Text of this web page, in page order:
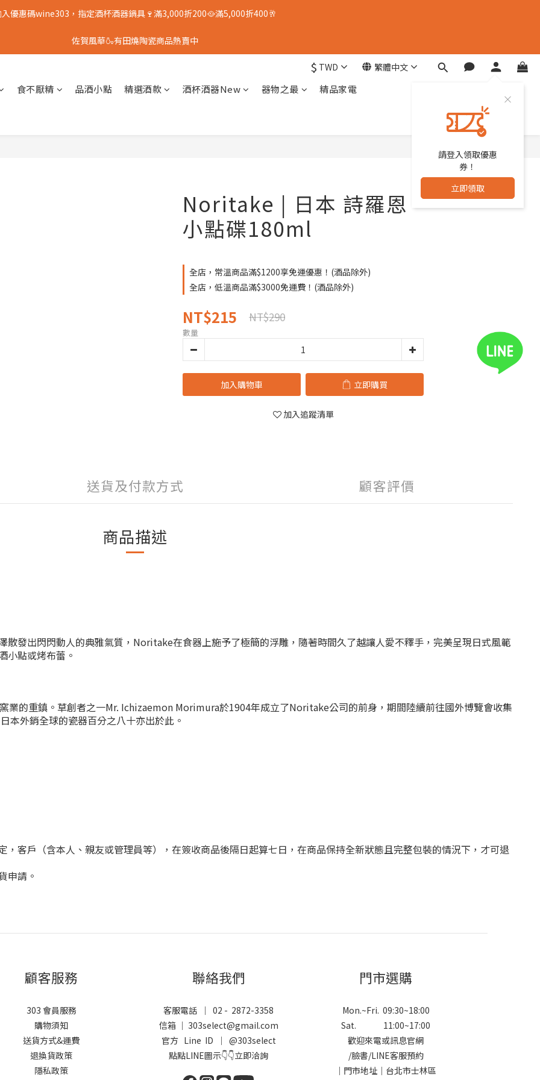
優惠碼wine303，指定酒杯酒器鍋具🍷滿3,000折200🥘滿5,000折400🥂
佐賀風華🍶有田燒陶瓷商品熱賣中
$ TWD 繁體中文
請登入領取優惠
券！
立即領取
食不厭精 品酒小點 精選酒款 酒杯酒器New 器物之最 精品家電
Noritake | 日本 詩羅恩
小點碟180ml
全店，常溫商品滿$1200享免運優惠！(酒品除外)
全店，低溫商品滿$3000免運費！(酒品除外)
NT$215 NT$290
數量
加入購物車 立即購買
加入追蹤清單
送貨及付款方式 顧客評價
商品描述
散發出閃閃動人的典雅氣質 ，Noritake在食器上施予了極簡的浮雕，隨著時間久了越讓人愛不釋手，完美呈現日式風範
小點或烤布蕾。
業的重鎮。 草創者之一Mr. Ichizaemon Morimura於1904年成立了Noritake公司的前身，期間陸續前往國外博覽會收集
本外銷全球的瓷器百分之八十亦出於此。
客戶（含本人、親友或管理員等），在簽收商品後隔日起算七日，在商品保持全新狀態且完整包裝的情況下，才可退
申請。
立即購買
顧客服務
303 會員服務
購物須知
送貨方式&運費
退換貨政策
隱私政策
聯絡我們
客服電話 ｜ 02 - 2872-3358
信箱 ｜ 303select@gmail.com
官方 Line ID ｜ @303select
點點LINE圖示👇👇立即洽詢
門市選購
Mon.~Fri. 09:30~18:00
Sat. 11:00~17:00
歡迎來電或訊息官網
/臉書/LINE客服預約
｜門市地址｜台北市士林區